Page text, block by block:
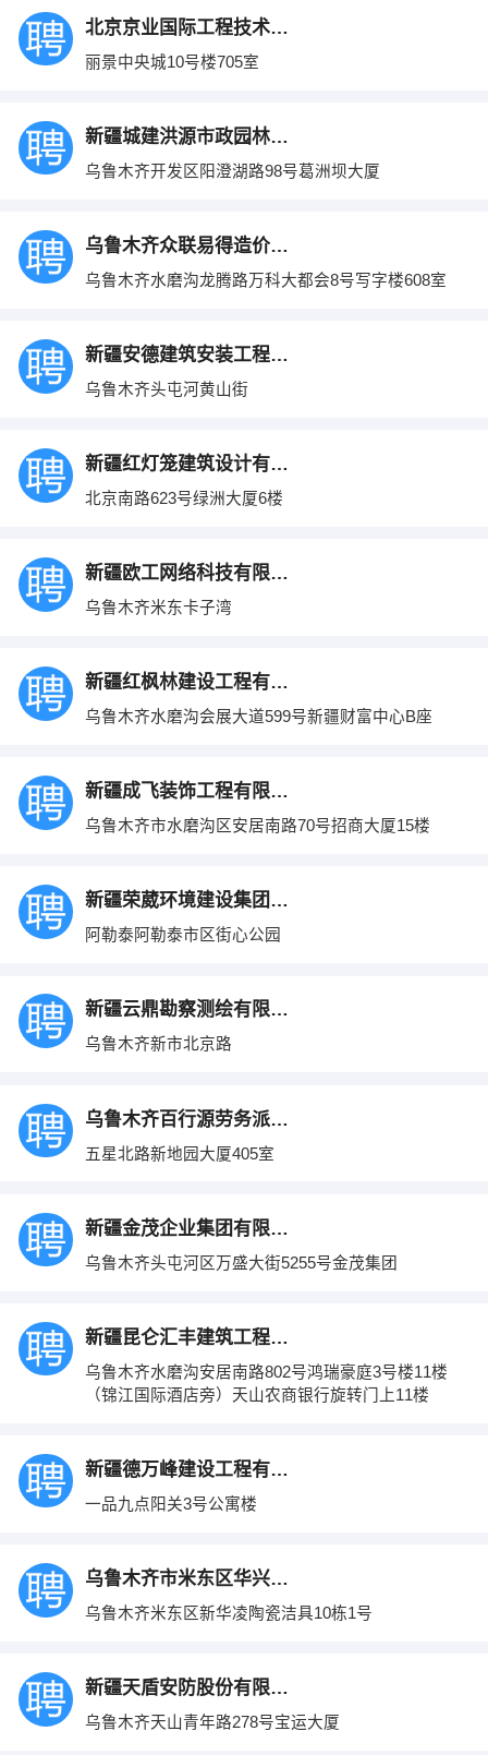
北京京业国际工程技术有限公司新疆分公司
丽景中央城10号楼705室
新疆城建洪源市政园林有限公司
乌鲁木齐开发区阳澄湖路98号葛洲坝大厦
乌鲁木齐众联易得造价咨询有限公司
乌鲁木齐水磨沟龙腾路万科大都会8号写字楼608室
新疆安德建筑安装工程有限公司
乌鲁木齐头屯河黄山街
新疆红灯笼建筑设计有限公司
北京南路623号绿洲大厦6楼
新疆欧工网络科技有限公司
乌鲁木齐米东卡子湾
新疆红枫林建设工程有限公司
乌鲁木齐水磨沟会展大道599号新疆财富中心B座
新疆成飞装饰工程有限公司
乌鲁木齐市水磨沟区安居南路70号招商大厦15楼
新疆荣葳环境建设集团有限公司
阿勒泰阿勒泰市区街心公园
新疆云鼎勘察测绘有限公司
乌鲁木齐新市北京路
乌鲁木齐百行源劳务派遣有限公司
五星北路新地园大厦405室
新疆金茂企业集团有限公司
乌鲁木齐头屯河区万盛大街5255号金茂集团
新疆昆仑汇丰建筑工程有限公司
乌鲁木齐水磨沟安居南路802号鸿瑞豪庭3号楼11楼
（锦江国际酒店旁）天山农商银行旋转门上11楼
新疆德万峰建设工程有限公司
一品九点阳关3号公寓楼
乌鲁木齐市米东区华兴建材
乌鲁木齐米东区新华凌陶瓷洁具10栋1号
新疆天盾安防股份有限公司
乌鲁木齐天山青年路278号宝运大厦